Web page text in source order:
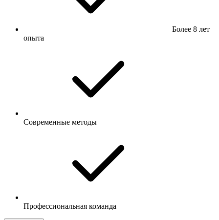
Более 8 лет
опыта
Современные методы
Профессиональная команда